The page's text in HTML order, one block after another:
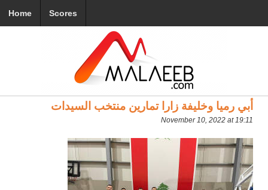
Home Scores
أبي رميا وخليفة زارا تمارين منتخب السيدات
November 10, 2022 at 19:11